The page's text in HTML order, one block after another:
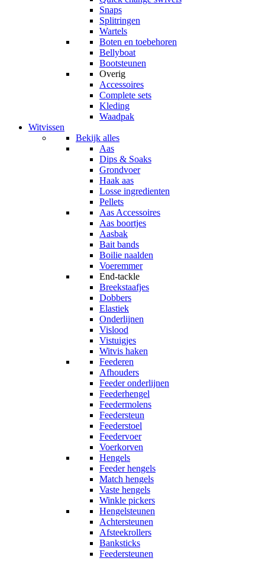
Snaps
Splitringen
Wartels
Boten en toebehoren
Bellyboat
Bootsteunen
Overig
Accessoires
Complete sets
Kleding
Waadpak
Witvissen
Bekijk alles
Aas
Dips & Soaks
Grondvoer
Haak aas
Losse ingredienten
Pellets
Aas Accessoires
Aas boortjes
Aasbak
Bait bands
Boilie naalden
Voeremmer
End-tackle
Breekstaafjes
Dobbers
Elastiek
Onderlijnen
Vislood
Vistuigjes
Witvis haken
Feederen
Afhouders
Feeder onderlijnen
Feederhengel
Feedermolens
Feedersteun
Feederstoel
Feedervoer
Voerkorven
Hengels
Feeder hengels
Match hengels
Vaste hengels
Winkle pickers
Hengelsteunen
Achtersteunen
Afsteekrollers
Banksticks
Feedersteunen